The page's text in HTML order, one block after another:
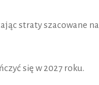
straty szacowane na
się w 2027 roku.